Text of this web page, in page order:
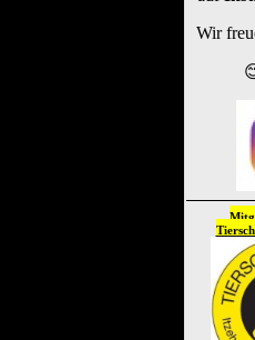
Wir